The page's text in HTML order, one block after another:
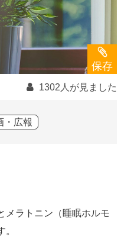
保存
1302人が見ました
・広報
メラトニン（睡眠ホルモ